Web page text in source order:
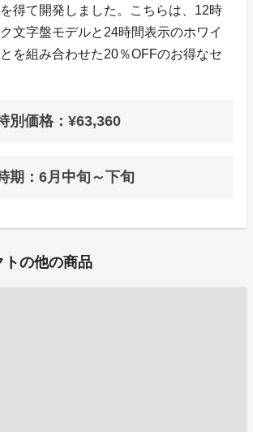
得て開発しました。こちらは、12時
文字盤モデルと24時間表示のホワイ
を組み合わせた20％OFFのお得なセ
別価格：¥63,360
期：6月中旬～下旬
トの他の商品